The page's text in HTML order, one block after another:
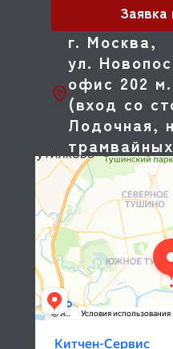
г. Москва,
ул.
офис 202
(вход со
Лодочная,
Заявка